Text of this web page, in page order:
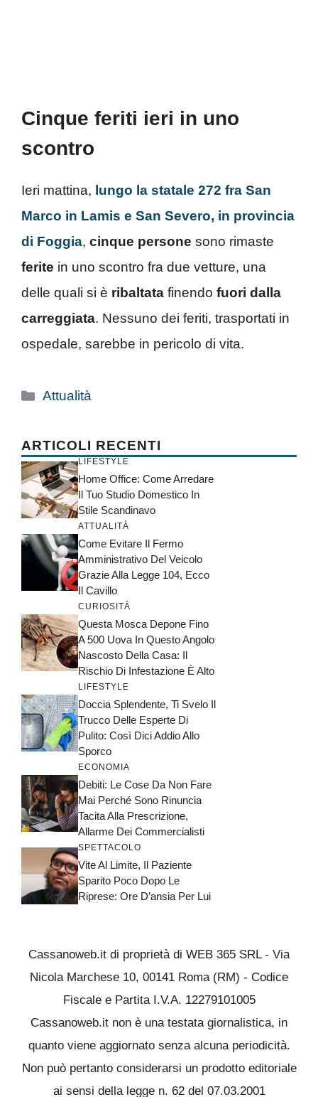
Cinque feriti ieri in uno
scontro
Ieri mattina, lungo la statale 272 fra San
Marco in Lamis e San Severo, in provincia
di Foggia, cinque persone sono rimaste
ferite in uno scontro fra due vetture, una
delle quali si è ribaltata finendo fuori dalla
carreggiata. Nessuno dei feriti, trasportati in
ospedale, sarebbe in pericolo di vita.
Categorie
Attualità
ARTICOLI RECENTI
LIFESTYLE
Home Office: Come Arredare
Il Tuo Studio Domestico In
Stile Scandinavo
ATTUALITÀ
Come Evitare Il Fermo
Amministrativo Del Veicolo
Grazie Alla Legge 104, Ecco
Il Cavillo
CURIOSITÀ
Questa Mosca Depone Fino
A 500 Uova In Questo Angolo
Nascosto Della Casa: Il
Rischio Di Infestazione È Alto
LIFESTYLE
Doccia Splendente, Ti Svelo Il
Trucco Delle Esperte Di
Pulito: Così Dici Addio Allo
Sporco
ECONOMIA
Debiti: Le Cose Da Non Fare
Mai Perché Sono Rinuncia
Tacita Alla Prescrizione,
Allarme Dei Commercialisti
SPETTACOLO
Vite Al Limite, Il Paziente
Sparito Poco Dopo Le
Riprese: Ore D’ansia Per Lui
Cassanoweb.it di proprietà di WEB 365 SRL - Via
Nicola Marchese 10, 00141 Roma (RM) - Codice
Fiscale e Partita I.V.A. 12279101005
Cassanoweb.it non è una testata giornalistica, in
quanto viene aggiornato senza alcuna periodicità.
Non può pertanto considerarsi un prodotto editoriale
ai sensi della legge n. 62 del 07.03.2001